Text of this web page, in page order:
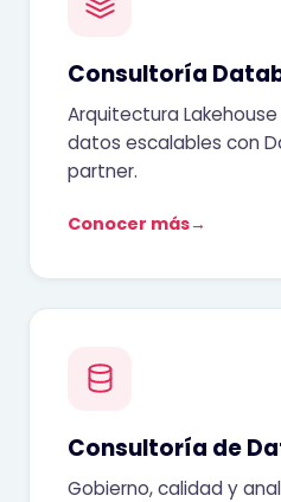
Consultoría
Arquitectura
datos escalables con
partner.
Conocer más→
Consultoría de
Gobierno, calidad y